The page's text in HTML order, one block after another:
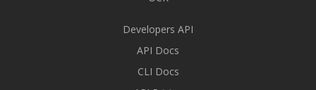
Developers API
API Docs
CLI Docs